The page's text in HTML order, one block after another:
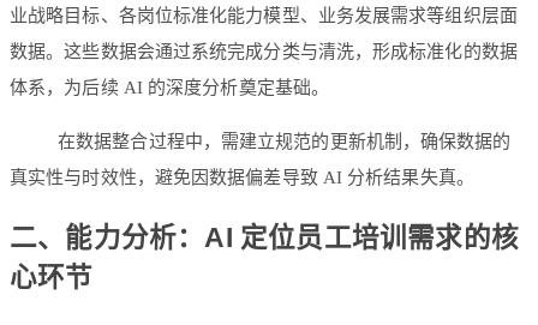
业战略目标、各岗位标准化能力模型、业务发展需求等组织层面
数据。这些数据会通过系统完成分类与清洗，形成标准化的数据
体系，为后续 AI 的深度分析奠定基础。
在数据整合过程中，需建立规范的更新机制，确保数据的
真实性与时效性，避免因数据偏差导致 AI 分析结果失真。
二、能力分析：AI 定位员工培训需求的核
心环节